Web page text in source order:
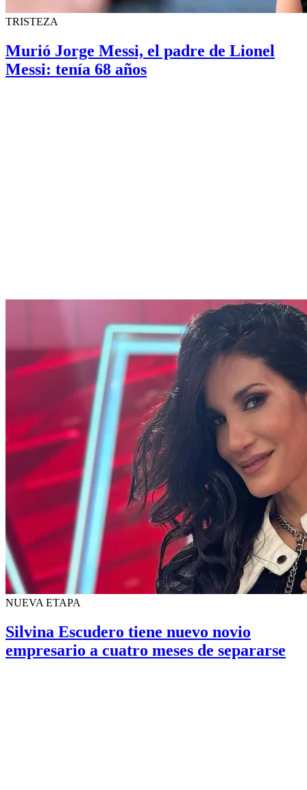
TRISTEZA
Murió Jorge Messi, el padre de Lionel
Messi: tenía 68 años
NUEVA ETAPA
Silvina Escudero tiene nuevo novio
empresario a cuatro meses de separarse